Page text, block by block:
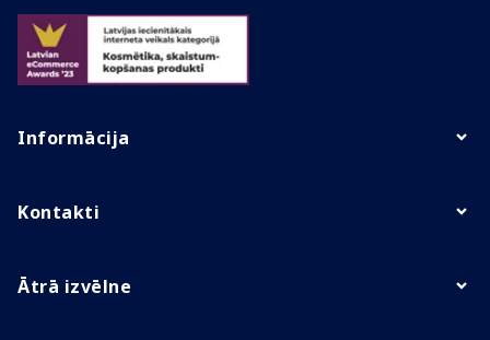
Informācija
Kontakti
Ātrā izvēlne